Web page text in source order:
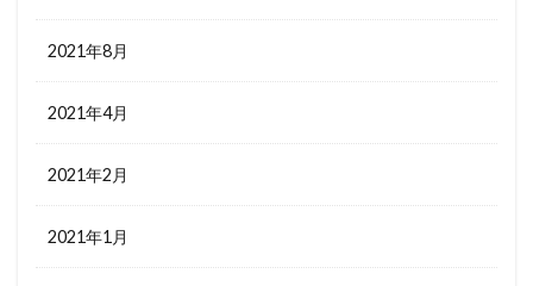
2021年8月
2021年4月
2021年2月
2021年1月